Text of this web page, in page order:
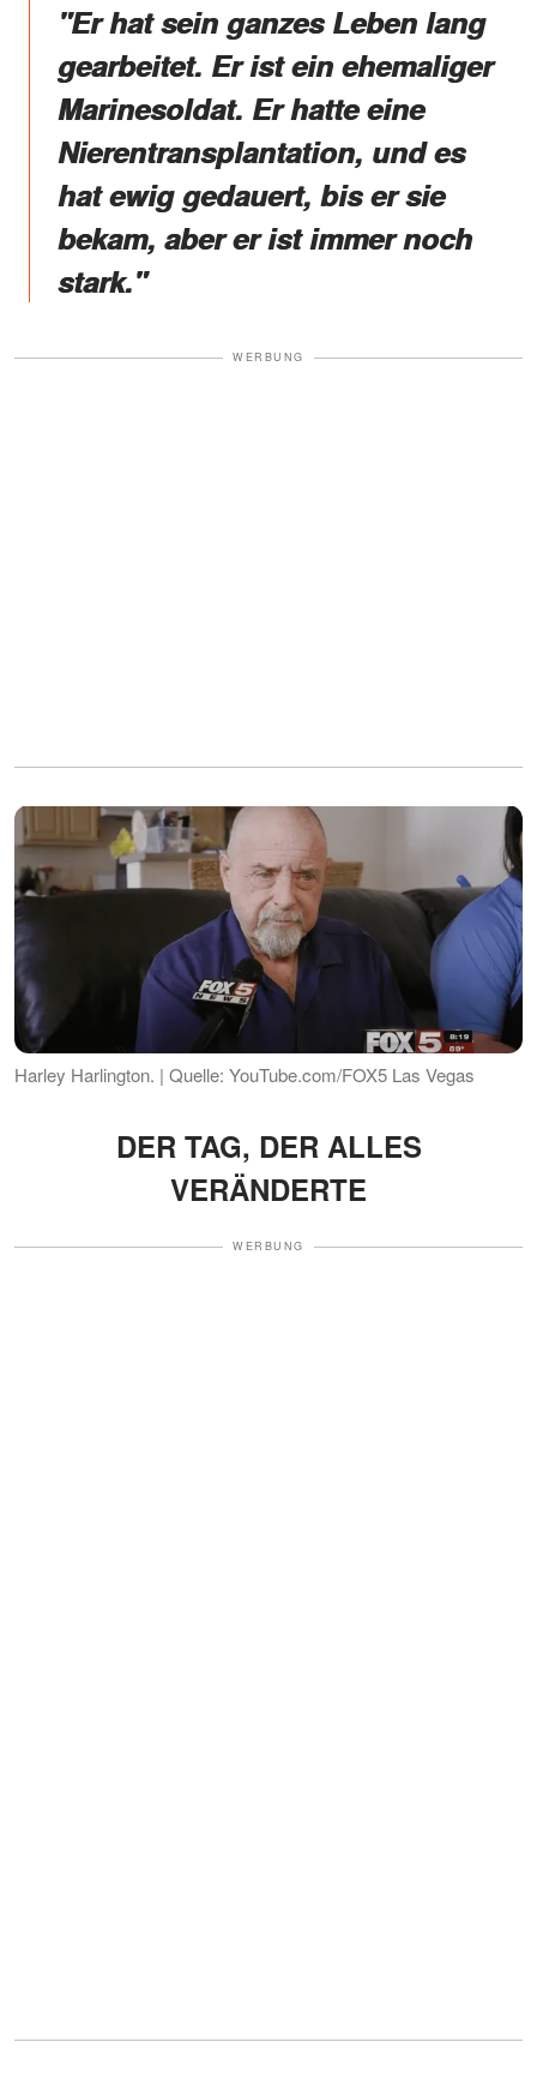
"Er hat sein ganzes Leben lang
gearbeitet. Er ist ein ehemaliger
Marinesoldat. Er hatte eine
Nierentransplantation, und es
hat ewig gedauert, bis er sie
bekam, aber er ist immer noch
stark."
WERBUNG
Harley Harlington. | Quelle: YouTube.com/FOX5 Las Vegas
DER TAG, DER ALLES
VERÄNDERTE
WERBUNG